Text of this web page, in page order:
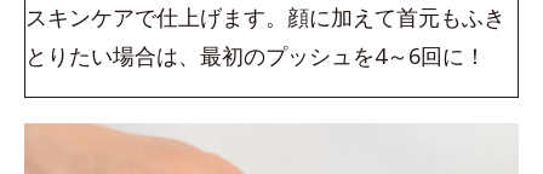
スキンケアで仕上げます。顔に加えて首元もふき
とりたい場合は、最初のプッシュを4～6回に！